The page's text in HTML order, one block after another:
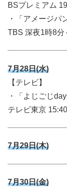
BSプレミアム
・「アメージパ
TBS 深夜1時8分
7月28日(水)
【テレビ】
・「よじごじ
テレビ東京
7月29日(木)
7月30日(金)